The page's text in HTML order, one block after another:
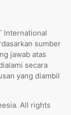
International
sumber
jawab atas
secara
yang diambil
All rights